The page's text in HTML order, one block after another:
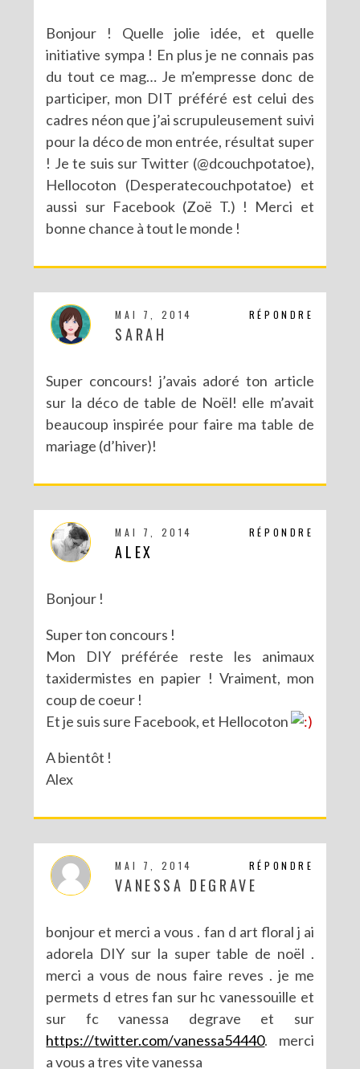
Bonjour ! Quelle jolie idée, et quelle
initiative sympa ! En plus je ne connais pas
du tout ce mag… Je m’empresse donc de
participer, mon DIT préféré est celui des
cadres néon que j’ai scrupuleusement suivi
pour la déco de mon entrée, résultat super
! Je te suis sur Twitter (@dcouchpotatoe),
Hellocoton (Desperatecouchpotatoe) et
aussi sur Facebook (Zoë T.) ! Merci et
bonne chance à tout le monde !
RÉPONDRE
MAI 7, 2014
SARAH
Super concours! j’avais adoré ton article
sur la déco de table de Noël! elle m’avait
beaucoup inspirée pour faire ma table de
mariage (d’hiver)!
RÉPONDRE
MAI 7, 2014
ALEX
Bonjour !
Super ton concours !
Mon DIY préférée reste les animaux
taxidermistes en papier ! Vraiment, mon
coup de coeur !
Et je suis sure Facebook, et Hellocoton
A bientôt !
Alex
RÉPONDRE
MAI 7, 2014
VANESSA DEGRAVE
bonjour et merci a vous . fan d art floral j ai
adorela DIY sur la super table de noël .
merci a vous de nous faire reves . je me
permets d etres fan sur hc vanessouille et
sur fc vanessa degrave et sur
https://twitter.com/vanessa54440. merci
a vous a tres vite vanessa